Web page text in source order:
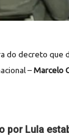
do decreto que
–Marcelo
por Lula